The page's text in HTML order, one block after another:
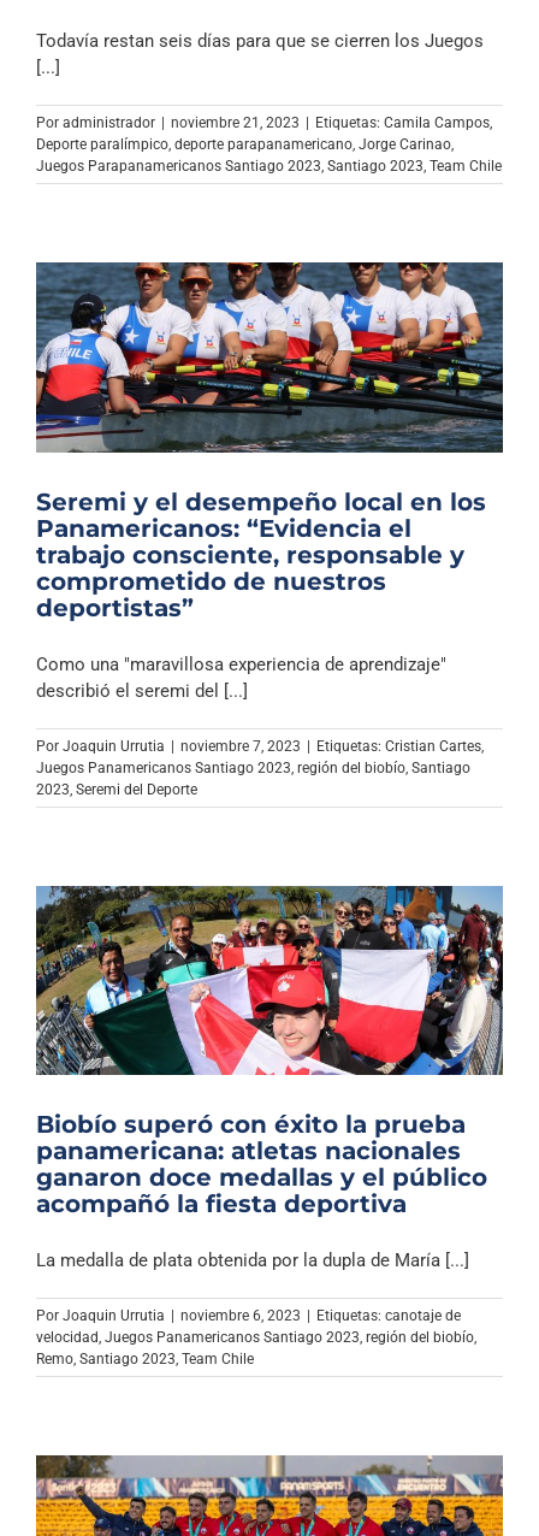
Todavía restan seis días para que se cierren los Juegos
[...]
Por administrador | noviembre 21, 2023 | Etiquetas: Camila Campos
Deporte paralímpico deporte parapanamericano Jorge Carinao
Juegos Parapanamericanos Santiago 2023 Santiago 2023 Team Chile
Seremi y el desempeño local en los
Panamericanos: “Evidencia el
trabajo consciente, responsable y
comprometido de nuestros
deportistas”
Como una "maravillosa experiencia de aprendizaje"
describió el seremi del [...]
Por Joaquin Urrutia | noviembre 7, 2023 | Etiquetas: Cristian Cartes
Juegos Panamericanos Santiago 2023 región del biobío Santiago
2023 Seremi del Deporte
Biobío superó con éxito la prueba
panamericana: atletas nacionales
ganaron doce medallas y el público
acompañó la fiesta deportiva
La medalla de plata obtenida por la dupla de María [...]
Por Joaquin Urrutia noviembre 6, 2023 Etiquetas: canotaje de
velocidad, Juegos Panamericanos Santiago 2023, región del biobío,
Remo, Santiago 2023, Team Chile